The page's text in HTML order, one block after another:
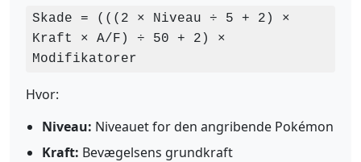
Skade = (((2 × Niveau ÷ 5 + 2) ×
Kraft × A/F) ÷ 50 + 2) ×
Modifikatorer
Hvor:
Niveau: Niveauet for den angribende Pokémon
Kraft: Bevægelsens grundkraft